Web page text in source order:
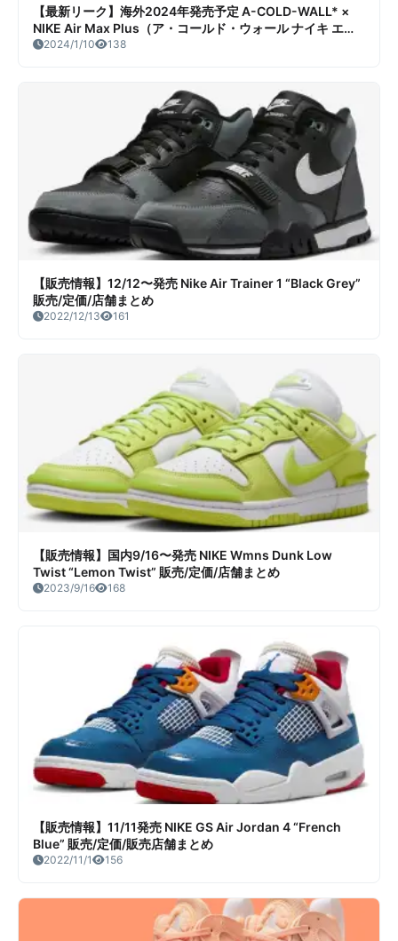
【最新リーク】海外2024年発売予定 A-COLD-WALL* ×
NIKE Air Max Plus（ア・コールド・ウォール ナイキ エア
マックス プラス）リーク情報まとめ
2024/1/10 138
【販売情報】12/12〜発売 Nike Air Trainer 1 “Black Grey”
販売/定価/店舗まとめ
2022/12/13 161
【販売情報】国内9/16〜発売 NIKE Wmns Dunk Low
Twist “Lemon Twist” 販売/定価/店舗まとめ
2023/9/16 168
【販売情報】11/11発売 NIKE GS Air Jordan 4 “French
Blue” 販売/定価/販売店舗まとめ
2022/11/1 156